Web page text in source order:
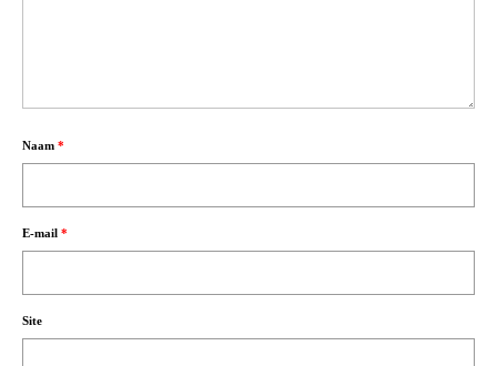
Naam *
E-mail *
Site